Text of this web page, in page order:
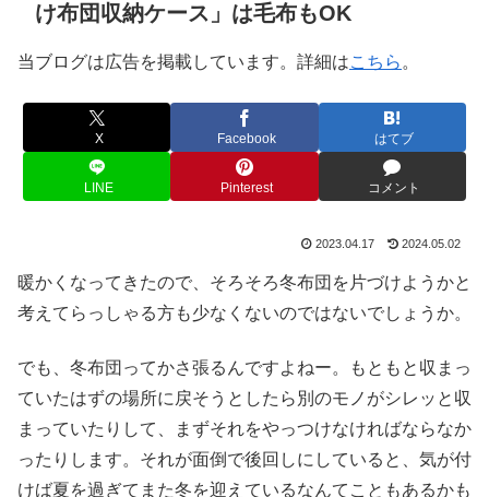
け布団収納ケース」は毛布もOK
当ブログは広告を掲載しています。詳細はこちら 。
X Facebook はてブ
LINE Pinterest コメント
2023.04.17 2024.05.02
暖かくなってきたので、そろそろ冬布団を片づけようかと
考えてらっしゃる方も少なくないのではないでしょうか。
でも、冬布団ってかさ張るんですよねー。もともと収まっ
ていたはずの場所に戻そうとしたら別のモノがシレッと収
まっていたりして、まずそれをやっつけなければならなか
ったりします。それが面倒で後回しにしていると、気が付
けば夏を過ぎてまた冬を迎えているなんてこともあるかも